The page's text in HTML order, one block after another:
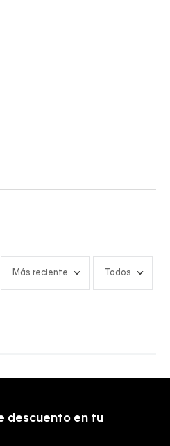
Más reciente Todos
descuento en tu